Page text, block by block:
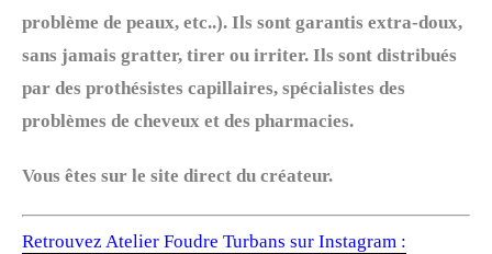
problème de peaux, etc..). Ils sont garantis extra-doux,
sans jamais gratter, tirer ou irriter. Ils sont distribués
par des prothésistes capillaires, spécialistes des
problèmes de cheveux et des pharmacies.
Vous êtes sur le site direct du créateur.
Retrouvez Atelier Foudre Turbans sur Instagram :